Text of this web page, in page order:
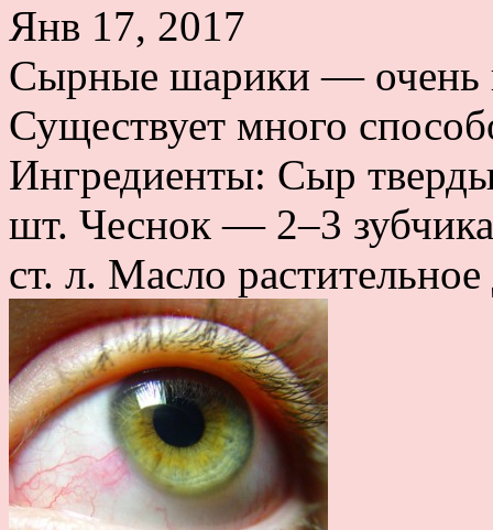
Янв 17, 2017
Сырные шарики — очень
Существует много
Ингредиенты: Сыр
шт. Чеснок — 2–3
ст. л. Масло